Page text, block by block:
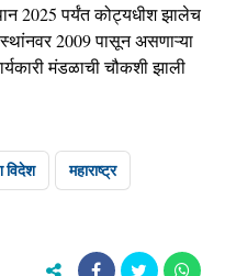
2025 पर्यंत कोट्यधीश झालेच
2009 पासून असणाऱ्या
मंडळाची चौकशी झाली
विदेश महाराष्ट्र